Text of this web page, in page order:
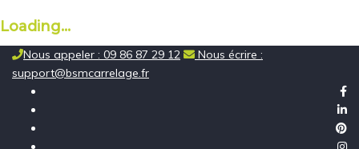
Loading...
Skip
content
Nous appeler : 09 86 87 29 12
Nous écrire :
support@bsmcarrelage.fr